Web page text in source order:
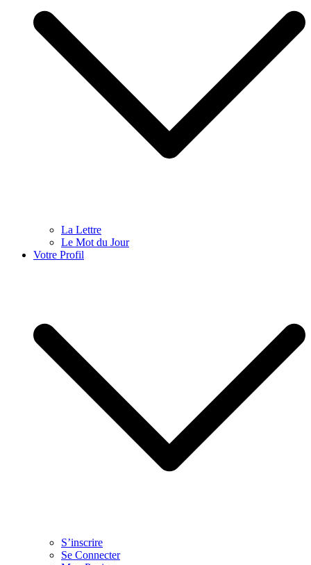
La Lettre
Le Mot du Jour
Votre Profil
S’inscrire
Se Connecter